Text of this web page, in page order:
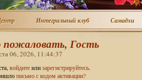
Интегральный клуб
Интегральный клуб Самадхи
Самадхи
пожаловать, Гость
06, 2026, 11:44:37
войдите или зарегистрируйтесь.
письмо с кодом активации?